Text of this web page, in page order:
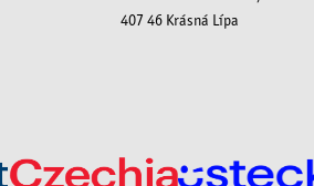
407 46 Krásná Lípa